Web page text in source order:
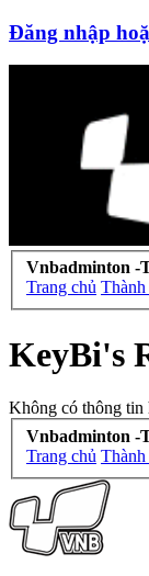
Đăng nhập
Vnbadminton -
Trang chủ Thành
KeyBi's
Không có thông tin
Vnbadminton -
Trang chủ Thành